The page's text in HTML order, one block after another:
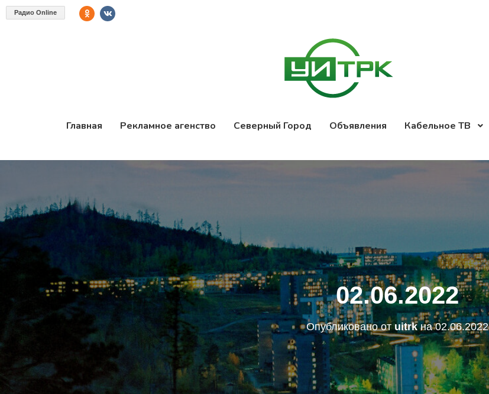
Радио Online
Главная Рекламное агенство Северный Город Объявления Кабельное ТВ
02.06.2022
Опубликовано отuitrkна02.06.2022